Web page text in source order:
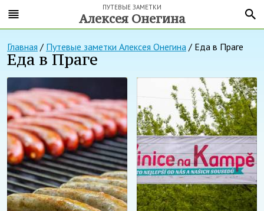
ПУТЕВЫЕ ЗАМЕТКИ
Алексея Онегина
Главная / Путевые заметки Алексея Онегина / Еда в Праге
Еда в Праге